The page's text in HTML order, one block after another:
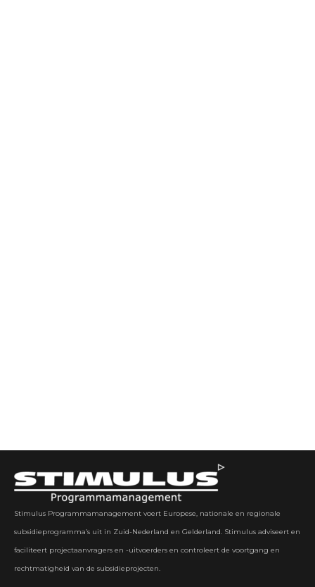
Stimulus Programmamanagement voert Europese, nationale en regionale
subsidieprogramma’s uit in Zuid-Nederland en Gelderland. Stimulus adviseert en
faciliteert projectaanvragers en -uitvoerders en controleert de voortgang en
rechtmatigheid van de subsidieprojecten.